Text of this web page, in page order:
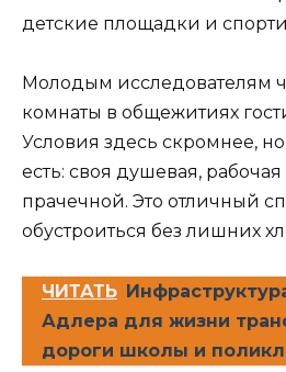
детские площадки и
Молодым исследователям
комнаты в общежитиях
Условия здесь скромнее,
есть: своя душевая, рабочая
прачечной. Это отличный
обустроиться без лишних
ЧИТАТЬ
Адлера для жизни
дороги школы и